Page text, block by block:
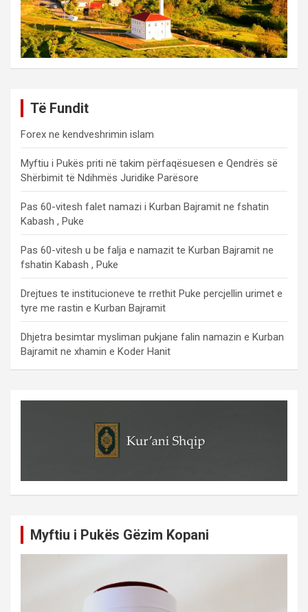
Të Fundit
Forex ne kendveshrimin islam
Myftiu i Pukës priti në takim përfaqësuesen e Qendrës së
Shërbimit të Ndihmës Juridike Parësore
Pas 60-vitesh falet namazi i Kurban Bajramit ne fshatin
Kabash , Puke
Pas 60-vitesh u be falja e namazit te Kurban Bajramit ne
fshatin Kabash , Puke
Drejtues te institucioneve te rrethit Puke percjellin urimet e
tyre me rastin e Kurban Bajramit
Dhjetra besimtar mysliman pukjane falin namazin e Kurban
Bajramit ne xhamin e Koder Hanit
Myftiu i Pukës Gëzim Kopani